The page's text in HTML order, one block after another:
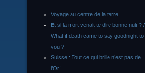
Voyage au centre de la terre
Et si la mort venait te dire bonne nuit ? /
What if death came to say goodnight to
you ?
Suisse : Tout ce qui brille n’est pas de
l’Or!